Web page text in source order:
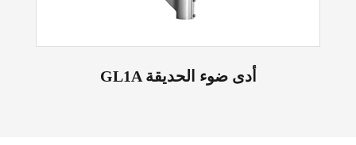
GL1A أدى ضوء الحديقة